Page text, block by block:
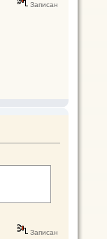
Записан
Записан